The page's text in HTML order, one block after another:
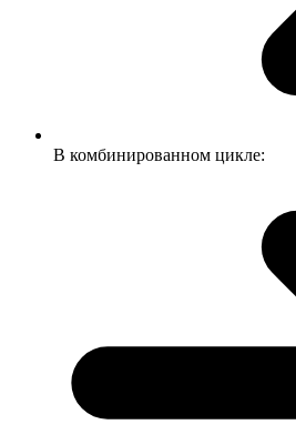
В комбинированном цикле: